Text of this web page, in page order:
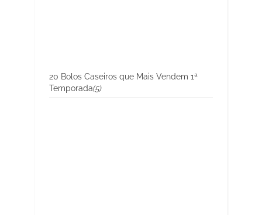
20 Bolos Caseiros que Mais Vendem 1ª
Temporada(5)